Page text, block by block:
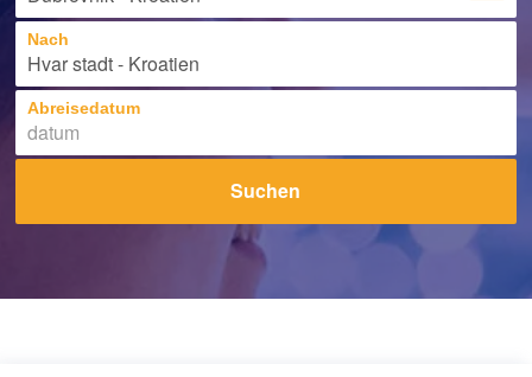
Nach
Abreisedatum
Suchen